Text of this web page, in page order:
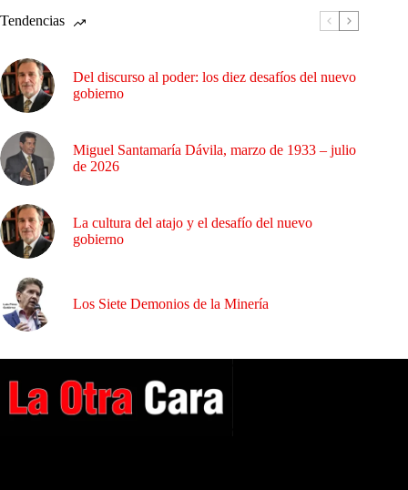
Tendencias
Del discurso al poder: los diez desafíos del nuevo
gobierno
Miguel Santamaría Dávila, marzo de 1933 – julio
de 2026
La cultura del atajo y el desafío del nuevo
gobierno
Los Siete Demonios de la Minería